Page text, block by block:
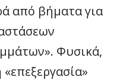
από βήματα για
Φυσικά,
«επεξεργασία»